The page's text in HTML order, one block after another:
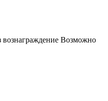
Возможно